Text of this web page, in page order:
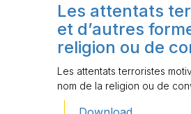
Les attentats
et d’autres
religion ou de
Les attentats terroristes
nom de la religion ou de